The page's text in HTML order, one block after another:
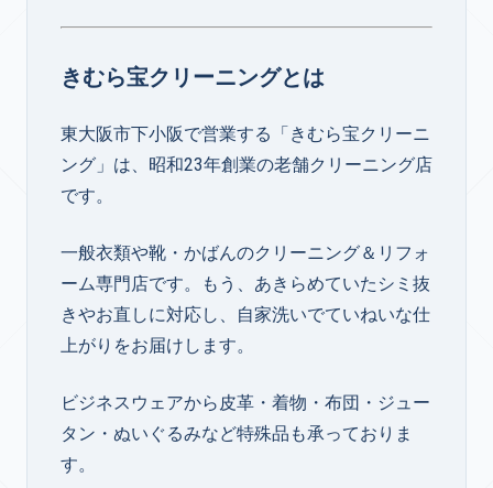
きむら宝クリーニングとは
東大阪市下小阪で営業する「きむら宝クリーニ
ング」は、昭和23年創業の老舗クリーニング店
です。
一般衣類や靴・かばんのクリーニング＆リフォ
ーム専門店です。もう、あきらめていたシミ抜
きやお直しに対応し、自家洗いでていねいな仕
上がりをお届けします。
ビジネスウェアから皮革・着物・布団・ジュー
タン・ぬいぐるみなど特殊品も承っておりま
す。